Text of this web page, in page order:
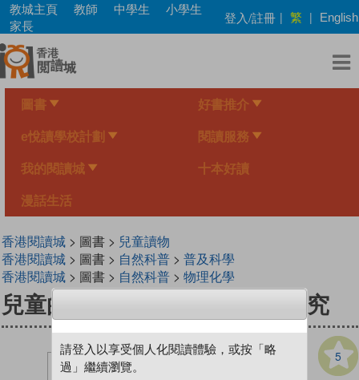
Skip
main
content
教城主頁 教師 中學生
小學生
家長
登入/註冊 | 繁 | English
圖書 好書推介
e悅讀學校計劃 閱讀服務
我的閱讀城 十本好讀
漫話生活
香港閱讀城> 圖書 > 兒童讀物
香港閱讀城> 圖書 > 自然科普> 普及科學
香港閱讀城> 圖書 > 自然科普> 物理化學
兒童的科學170 - 飛行科學大探究
5
請登入以享受個人化閱讀體驗，或按「略
過」繼續瀏覽。